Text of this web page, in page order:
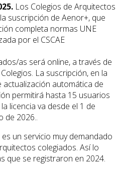
Los Colegios de Arquitectos
suscripción de Aenor+, que
completa normas UNE
por el CSCAE
as será online, a través de
La suscripción, en la
actualización automática de
permitirá hasta 15 usuarios
licencia va desde el 1 de
de 2026..
un servicio muy demandado
colegiados. Así lo
que se registraron en 2024.